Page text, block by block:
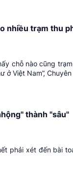
nhiều trạm thu
chỗ nào cũng
Việt Nam”,
thành "sâu"
phải xét đến bài